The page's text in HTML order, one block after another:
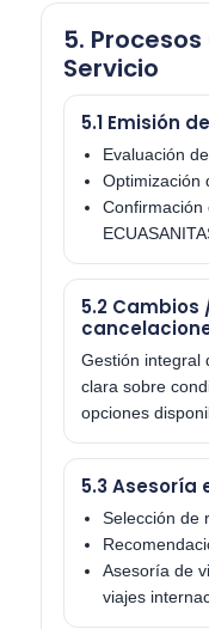
5.
Servicio
5.1 Emisión
Evaluación
Optimización
Confirmación
5.2 Cambios
Gestión integral
clara sobre
opciones
5.3 Asesoría
Selección de
Asesoría de
viajes